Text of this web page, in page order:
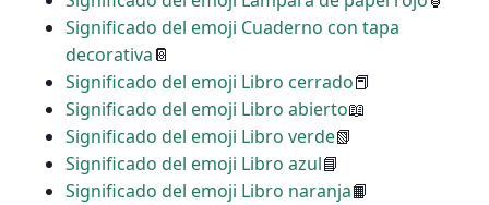
Significado del emoji Cuaderno con tapa
decorativa📔
Significado del emoji Libro cerrado📕
Significado del emoji Libro abierto📖
Significado del emoji Libro verde📗
Significado del emoji Libro azul📘
Significado del emoji Libro naranja📙